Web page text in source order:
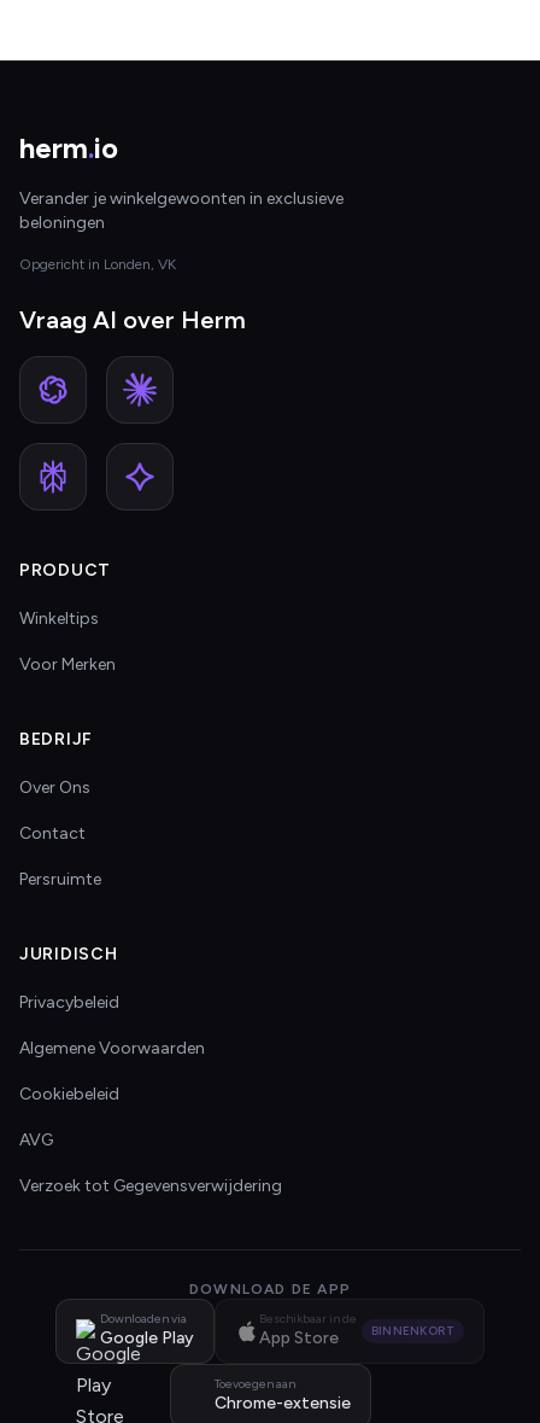
herm.io
Verander je winkelgewoonten in exclusieve
beloningen
Opgericht in Londen, VK
Vraag AI over Herm
PRODUCT
Winkeltips
Voor Merken
BEDRIJF
Over Ons
Contact
Persruimte
JURIDISCH
Privacybeleid
Algemene Voorwaarden
Cookiebeleid
AVG
Verzoek tot Gegevensverwijdering
DOWNLOAD DE APP
Downloaden via
Google Play
Beschikbaar in de
App Store BINNENKORT
Toevoegen aan
Chrome-extensie